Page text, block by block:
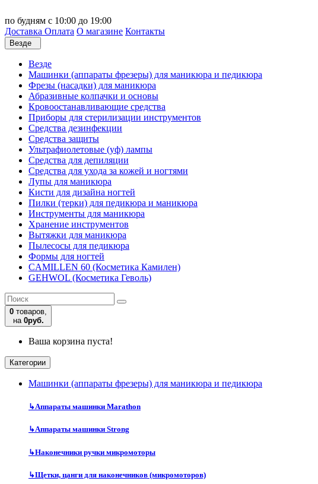
по будням с 10:00 до 19:00
Доставка Оплата О магазине Контакты
Везде
Везде
Машинки (аппараты фрезеры) для маникюра и педикюра
Фрезы (насадки) для маникюра
Абразивные колпачки и основы
Кровоостанавливающие средства
Приборы для стерилизации инструментов
Средства дезинфекции
Средства защиты
Ультрафиолетовые (уф) лампы
Средства для депиляции
Средства для ухода за кожей и ногтями
Лупы для маникюра
Кисти для дизайна ногтей
Пилки (терки) для педикюра и маникюра
Инструменты для маникюра
Хранение инструментов
Вытяжки для маникюра
Пылесосы для педикюра
Формы для ногтей
CAMILLEN 60 (Косметика Камилен)
GEHWOL (Косметика Геволь)
0 товаров,
на 0руб.
Ваша корзина пуста!
Категории
Машинки (аппараты фрезеры) для маникюра и педикюра
↳Аппараты машинки Marathon
↳Аппараты машинки Strong
↳Наконечники ручки микромоторы
↳Щетки, цанги для наконечников (микромоторов)